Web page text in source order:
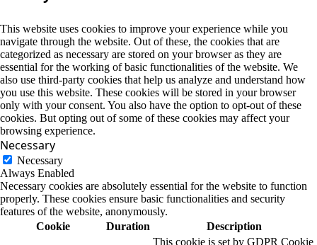
This website uses cookies to improve your experience while you
navigate through the website. Out of these, the cookies that are
categorized as necessary are stored on your browser as they are
essential for the working of basic functionalities of the website. We
also use third-party cookies that help us analyze and understand how
you use this website. These cookies will be stored in your browser
only with your consent. You also have the option to opt-out of these
cookies. But opting out of some of these cookies may affect your
browsing experience.
Necessary
Necessary
Always Enabled
Necessary cookies are absolutely essential for the website to function
properly. These cookies ensure basic functionalities and security
features of the website, anonymously.
Cookie
Duration Description
This cookie is set by GDPR Cookie